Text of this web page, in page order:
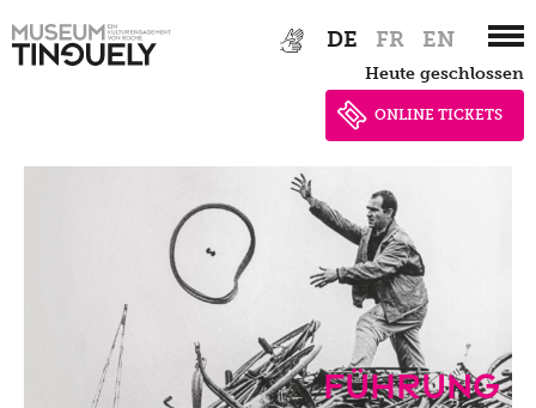
Hauptnavigation
to
DE FR EN
heute geschlossen
ONLINE TICKETS
Lernen
Newsletter
Menu
Brunch
Late Thursday Menu
Führung